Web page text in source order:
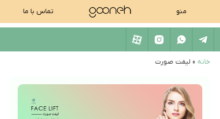
منو تماس با ما
خانه » لیفت صورت